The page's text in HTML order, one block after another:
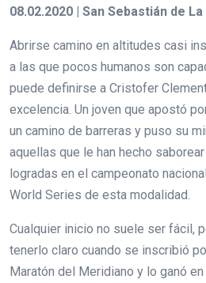
08.02.2020 | San Sebastián de
Abrirse camino en altitudes casi
a las que pocos humanos son
puede definirse a Cristofer
excelencia. Un joven que apostó
un camino de barreras y puso su
aquellas que le han hecho
logradas en el campeonato
World Series de esta modalidad.
Cualquier inicio no suele ser fácil,
tenerlo claro cuando se inscribió
Maratón del Meridiano y lo ganó